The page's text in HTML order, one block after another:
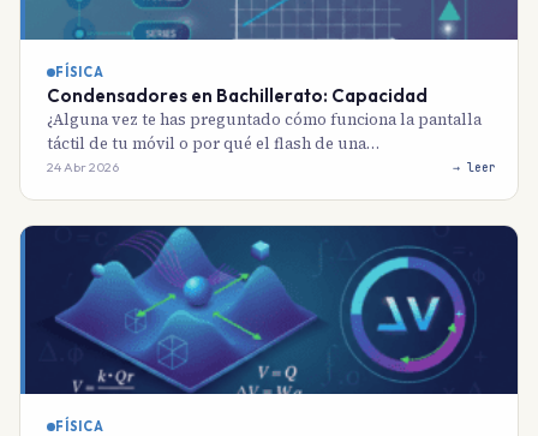
FÍSICA
Condensadores en Bachillerato: Capacidad
¿Alguna vez te has preguntado cómo funciona la pantalla
táctil de tu móvil o por qué el flash de una…
24 Abr 2026 → leer
FÍSICA